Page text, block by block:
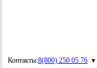
Контакты:8(800) 250 05 76